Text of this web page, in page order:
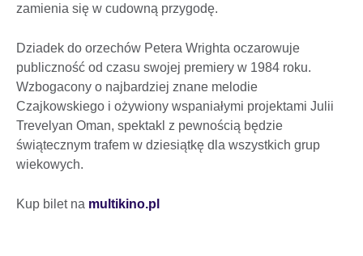
zamienia się w cudowną przygodę.
Dziadek do orzechów Petera Wrighta oczarowuje
publiczność od czasu swojej premiery w 1984 roku.
Wzbogacony o najbardziej znane melodie
Czajkowskiego i ożywiony wspaniałymi projektami Julii
Trevelyan Oman, spektakl z pewnością będzie
świątecznym trafem w dziesiątkę dla wszystkich grup
wiekowych.
Kup bilet na multikino.pl